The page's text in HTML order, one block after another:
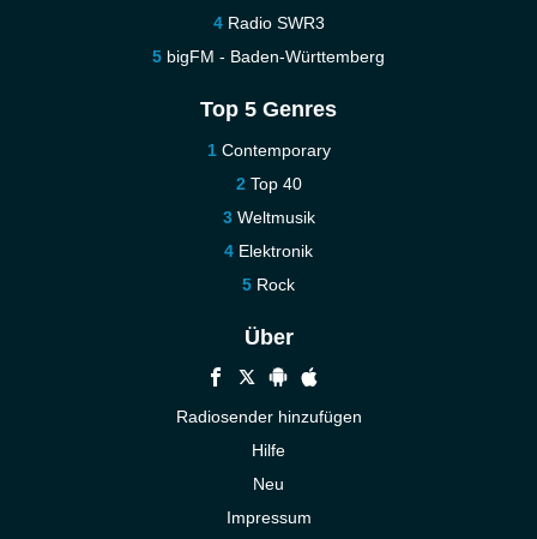
Radio SWR3
bigFM - Baden-Württemberg
Top 5 Genres
Contemporary
Top 40
Weltmusik
Elektronik
Rock
Über
Radiosender hinzufügen
Hilfe
Neu
Impressum